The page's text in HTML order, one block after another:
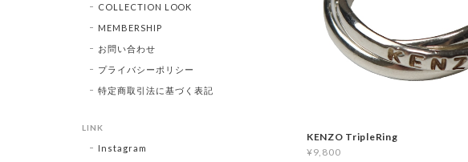
KENZO TripleRing
¥9,800
COLLECTION LOOK
MEMBERSHIP
お問い合わせ
プライバシーポリシー
特定商取引法に基づく表記
LINK
Instagram